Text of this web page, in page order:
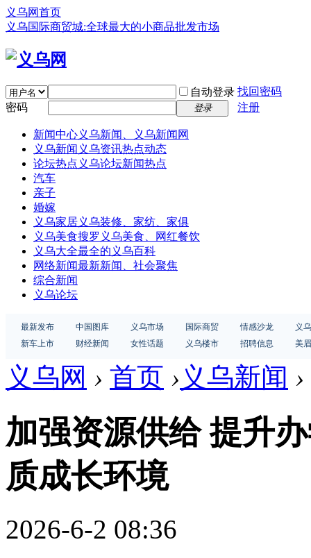
义乌网首页
义乌国际商贸城:全球最大的小商品批发市场
自动登录 找回密码
密码
登录 注册
新闻中心义乌新闻、义乌新闻网
义乌新闻 义乌资讯热点动态
论坛热点 义乌论坛新闻热点
汽车
亲子
婚嫁
义乌家居义乌装修、家纺、家俱
义乌美食搜罗义乌美食、网红餐饮
义乌大全最全的义乌百科
网络新闻最新新闻、社会聚焦
综合新闻
义乌论坛
最新发布 中国图库 义乌市场 国际商贸 情感沙龙
义
新车上市
财经新闻 女性话题 义乌楼市 招聘信息 美
义乌网 › 首页 › 义乌新闻 ›
加强资源供给 提升
质成长环境
2026-6-2 08:36